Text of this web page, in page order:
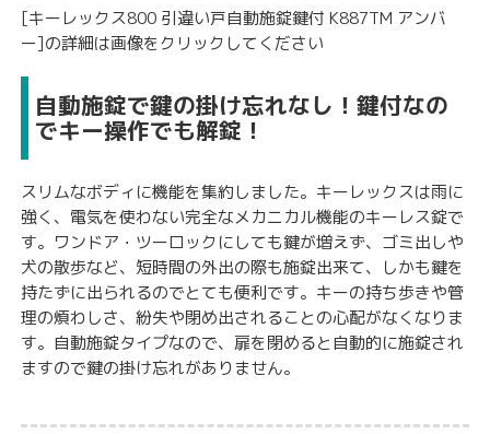
[キーレックス800 引違い戸自動施錠鍵付 K887TM アンバ
ー]の詳細は画像をクリックしてください
自動施錠で鍵の掛け忘れなし！鍵付なの
でキー操作でも解錠！
スリムなボディに機能を集約しました。キーレックスは雨に
強く、電気を使わない完全なメカニカル機能のキーレス錠で
す。ワンドア・ツーロックにしても鍵が増えず、ゴミ出しや
犬の散歩など、短時間の外出の際も施錠出来て、しかも鍵を
持たずに出られるのでとても便利です。キーの持ち歩きや管
理の煩わしさ、紛失や閉め出されることの心配がなくなりま
す。自動施錠タイプなので、扉を閉めると自動的に施錠され
ますので鍵の掛け忘れがありません。